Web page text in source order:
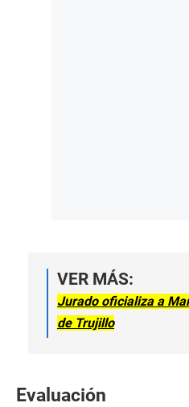
VER MÁS:
Jurado oficializa a
de Trujillo
Evaluación